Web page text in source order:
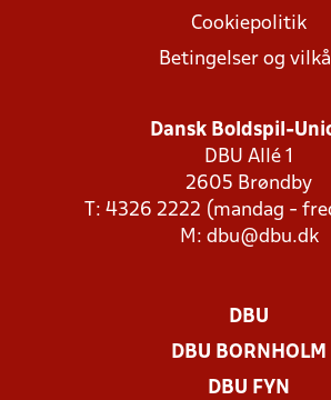
Cookiepolitik
Betingelser og
Dansk Boldspil-
DBU Allé 1
2605 Brøndby
T: 4326 2222 (mandag -
M: dbu@dbu.dk
DBU
DBU BORNHOLM
DBU FYN